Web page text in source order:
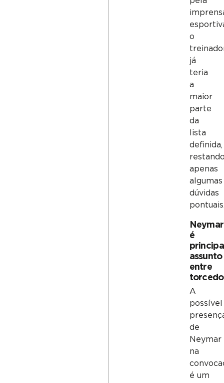
o
já
teria
a
maior
parte
da
lista
definida,
apenas
algumas
dúvidas
Neymar
é
assunto
entre
A
possível
de
Neymar
na
é um